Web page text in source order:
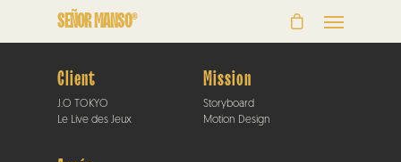
SEÑOR MANSO®
Client
J.O TOKYO
Le Live des Jeux
Mission
Storyboard
Motion Design